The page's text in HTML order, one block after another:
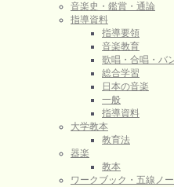
音楽史・鑑賞・通論
指導資料
指導要領
音楽教育
歌唱・合唱・バ
総合学習
日本の音楽
一般
指導資料
大学教本
教育法
器楽
教本
ワークブック・五線ノー